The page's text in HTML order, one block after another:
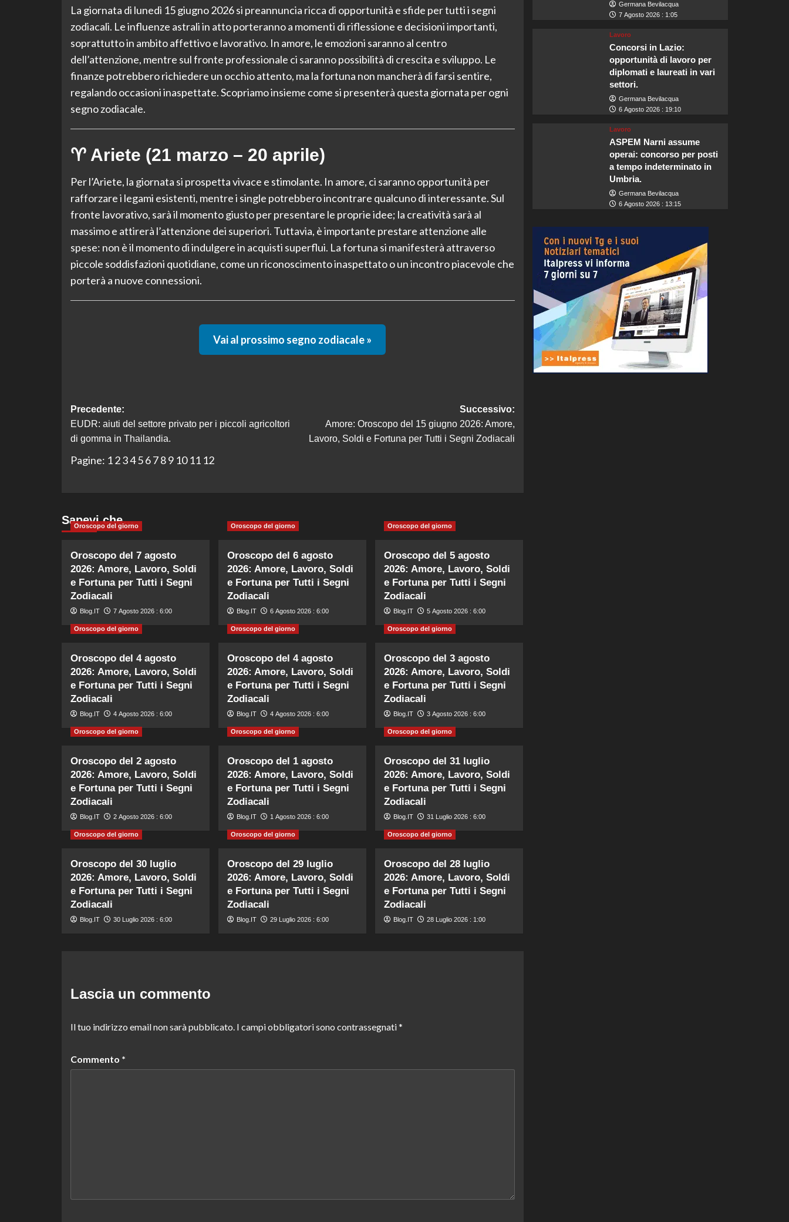
La giornata di lunedì 15 giugno 2026 si preannuncia ricca di opportunità e sfide per tutti i segni
zodiacali. Le influenze astrali in atto porteranno a momenti di riflessione e decisioni importanti,
soprattutto in ambito affettivo e lavorativo. In amore, le emozioni saranno al centro
dell’attenzione, mentre sul fronte professionale ci saranno possibilità di crescita e sviluppo. Le
finanze potrebbero richiedere un occhio attento, ma la fortuna non mancherà di farsi sentire,
regalando occasioni inaspettate. Scopriamo insieme come si presenterà questa giornata per ogni
segno zodiacale.
♈ Ariete (21 marzo – 20 aprile)
Per l’Ariete, la giornata si prospetta vivace e stimolante. In amore, ci saranno opportunità per
rafforzare i legami esistenti, mentre i single potrebbero incontrare qualcuno di interessante. Sul
fronte lavorativo, sarà il momento giusto per presentare le proprie idee; la creatività sarà al
massimo e attirerà l’attenzione dei superiori. Tuttavia, è importante prestare attenzione alle
spese: non è il momento di indulgere in acquisti superflui. La fortuna si manifesterà attraverso
piccole soddisfazioni quotidiane, come un riconoscimento inaspettato o un incontro piacevole che
porterà a nuove connessioni.
Vai al prossimo segno zodiacale »
Navigazione
articolo
Precedente:
EUDR: aiuti del settore privato per i piccoli agricoltori
di gomma in Thailandia.
Successivo:
Amore: Oroscopo del 15 giugno 2026: Amore,
Lavoro, Soldi e Fortuna per Tutti i Segni Zodiacali
Pagine: 1 2 34 5 6 7 8 9 10 11 12
Sapevi che…
Oroscopo del giorno
Oroscopo del 7 agosto
2026: Amore, Lavoro, Soldi
e Fortuna per Tutti i Segni
Zodiacali
Blog.IT 7 Agosto 2026 : 6:00
Oroscopo del giorno
Oroscopo del 6 agosto
2026: Amore, Lavoro, Soldi
e Fortuna per Tutti i Segni
Zodiacali
Blog.IT 6 Agosto 2026 : 6:00
Oroscopo del giorno
Oroscopo del 5 agosto
2026: Amore, Lavoro, Soldi
e Fortuna per Tutti i Segni
Zodiacali
Blog.IT 5 Agosto 2026 : 6:00
Oroscopo del giorno
Oroscopo del 4 agosto
2026: Amore, Lavoro, Soldi
e Fortuna per Tutti i Segni
Zodiacali
Blog.IT 4 Agosto 2026 : 6:00
Oroscopo del giorno
Oroscopo del 4 agosto
2026: Amore, Lavoro, Soldi
e Fortuna per Tutti i Segni
Zodiacali
Blog.IT 4 Agosto 2026 : 6:00
Oroscopo del giorno
Oroscopo del 3 agosto
2026: Amore, Lavoro, Soldi
e Fortuna per Tutti i Segni
Zodiacali
Blog.IT 3 Agosto 2026 : 6:00
Oroscopo del giorno
Oroscopo del 2 agosto
2026: Amore, Lavoro, Soldi
e Fortuna per Tutti i Segni
Zodiacali
Blog.IT 2 Agosto 2026 : 6:00
Oroscopo del giorno
Oroscopo del 1 agosto
2026: Amore, Lavoro, Soldi
e Fortuna per Tutti i Segni
Zodiacali
Blog.IT 1 Agosto 2026 : 6:00
Oroscopo del giorno
Oroscopo del 31 luglio
2026: Amore, Lavoro, Soldi
e Fortuna per Tutti i Segni
Zodiacali
Blog.IT 31 Luglio 2026 : 6:00
Oroscopo del giorno
Oroscopo del 30 luglio
2026: Amore, Lavoro, Soldi
e Fortuna per Tutti i Segni
Zodiacali
Blog.IT 30 Luglio 2026 : 6:00
Oroscopo del giorno
Oroscopo del 29 luglio
2026: Amore, Lavoro, Soldi
e Fortuna per Tutti i Segni
Zodiacali
Blog.IT 29 Luglio 2026 : 6:00
Oroscopo del giorno
Oroscopo del 28 luglio
2026: Amore, Lavoro, Soldi
e Fortuna per Tutti i Segni
Zodiacali
Blog.IT 28 Luglio 2026 : 1:00
Lascia un commento
Il tuo indirizzo email non sarà pubblicato. I campi obbligatori sono contrassegnati*
Commento *
Germana Bevilacqua
7 Agosto 2026 : 1:05
Lavoro
Concorsi in Lazio:
opportunità di lavoro per
diplomati e laureati in vari
settori.
Germana Bevilacqua
6 Agosto 2026 : 19:10
Lavoro
ASPEM Narni assume
operai: concorso per posti
a tempo indeterminato in
Umbria.
Germana Bevilacqua
6 Agosto 2026 : 13:15